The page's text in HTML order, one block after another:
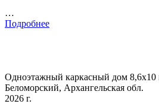
…
Подробнее
Одноэтажный каркасный дом 8,6х10
Беломорский, Архангельская обл.
2026 г.